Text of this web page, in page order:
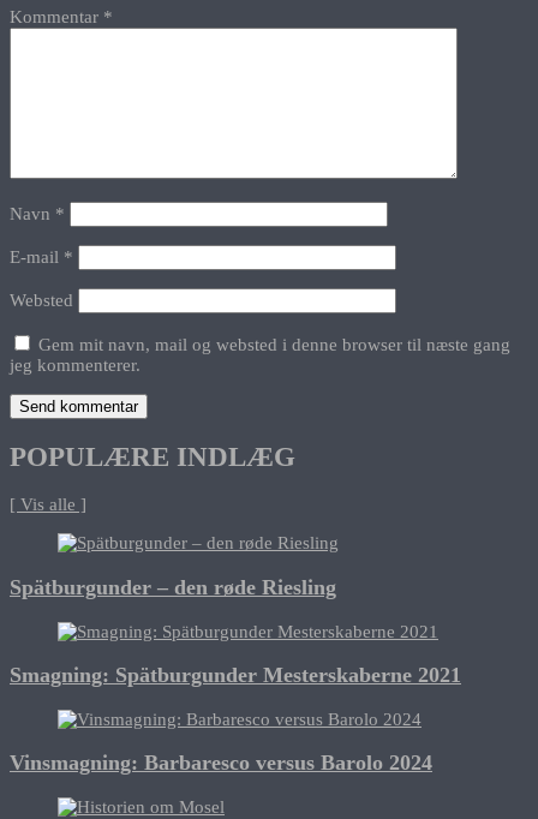
Kommentar *
Navn *
E-mail *
Websted
Gem mit navn, mail og websted i denne browser til næste gang
jeg kommenterer.
POPULÆRE INDLÆG
[ Vis alle ]
Spätburgunder – den røde Riesling
Smagning: Spätburgunder Mesterskaberne 2021
Vinsmagning: Barbaresco versus Barolo 2024